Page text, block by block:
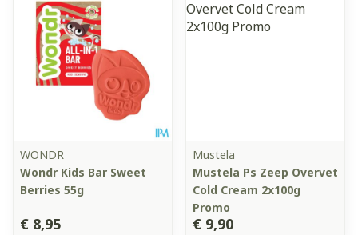
WONDR
Wondr Kids Bar Sweet
Berries 55g
€ 8,95
Mustela
Mustela Ps Zeep Overvet
Cold Cream 2x100g
Promo
€ 9,90